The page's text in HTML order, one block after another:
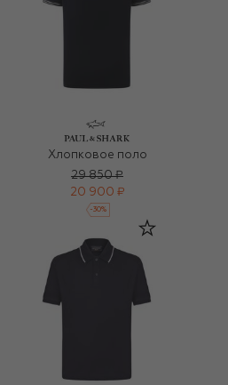
Хлопковое поло
29 850 ₽
20 900 ₽
-30%